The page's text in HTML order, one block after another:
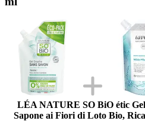
LÉA NATURE SO BiO étic Gel
Sapone ai Fiori di Loto Bio,